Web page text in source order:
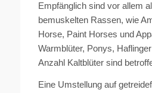
Empfänglich sind vor allem
bemuskelten Rassen, wie
Horse, Paint Horses und
Warmblüter, Ponys,
Anzahl Kaltblüter sind
Eine Umstellung auf